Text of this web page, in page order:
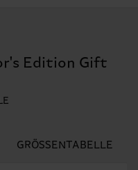
Edition Gift
GRÖSSENTABELLE